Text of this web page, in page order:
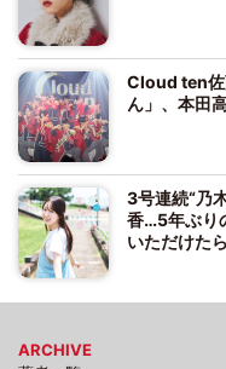
Cloud ten佐
ん」、本田
3号連続“乃
香…5年ぶり
いただけたら
ARCHIVE